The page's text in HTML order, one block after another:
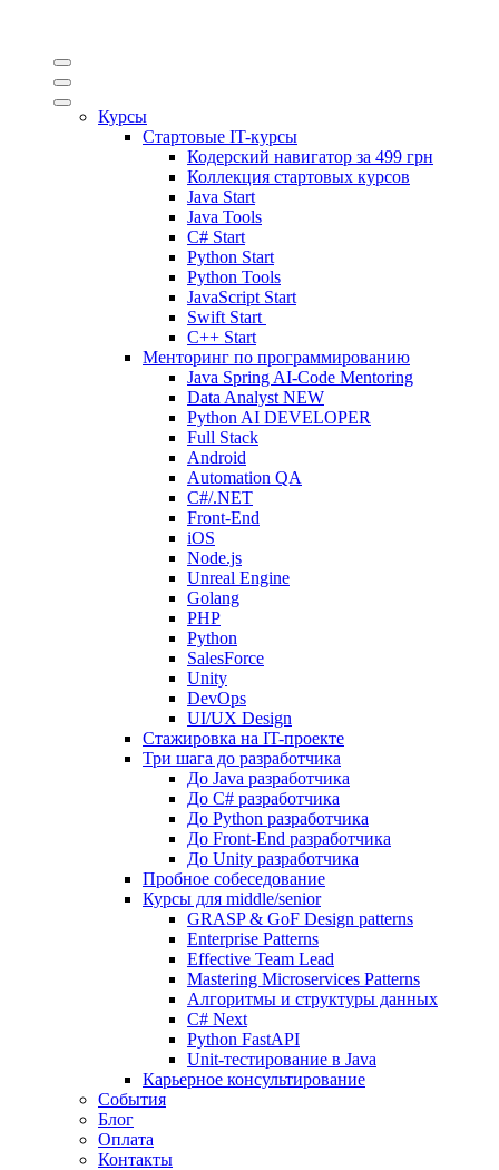
Курсы
Стартовые IT-курсы
Кодерский навигатор за 499 грн
Коллекция стартовых курсов
Java Start
Java Tools
C# Start
Python Start
Python Tools
JavaScript Start
Swift Start
C++ Start
Менторинг по программированию
Java Spring AI-Code Mentoring
Data Analyst NEW
Python AI DEVELOPER
Full Stack
Android
Automation QA
C#/.NET
Front-End
iOS
Node.js
Unreal Engine
Golang
PHP
Python
SalesForce
Unity
DevOps
UI/UX Design
Стажировка на IT-проекте
Три шага до разработчика
До Java разработчика
До C# разработчика
До Python разработчика
До Front-End разработчика
До Unity разработчика
Пробное собеседование
Курсы для middle/senior
GRASP & GoF Design patterns
Enterprise Patterns
Effective Team Lead
Mastering Microservices Patterns
Алгоритмы и структуры данных
C# Next
Python FastAPI
Unit-тестирование в Java
Карьерное консультирование
События
Блог
Оплата
Контакты